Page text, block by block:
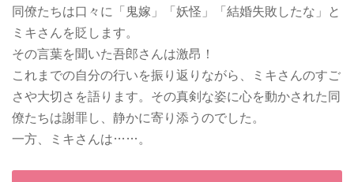
同僚たちは口々に「鬼嫁」「妖怪」「結婚失敗したな」と
ミキさんを貶します。
その言葉を聞いた吾郎さんは激昂！
これまでの自分の行いを振り返りながら、ミキさんのすご
さや大切さを語ります。その真剣な姿に心を動かされた同
僚たちは謝罪し、静かに寄り添うのでした。
一方、ミキさんは……。